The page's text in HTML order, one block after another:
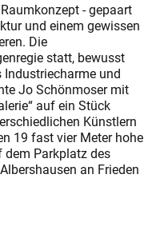
- gepaart
und einem gewissen
Die
statt, bewusst
und
Jo Schönmoser mit
auf ein Stück
Künstlern
19 fast vier Meter hohe
dem Parkplatz des
an Frieden